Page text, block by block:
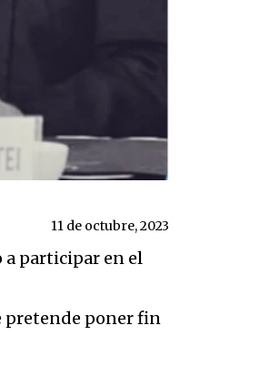
11 de octubre, 2023
a participar en el
pretende poner fin